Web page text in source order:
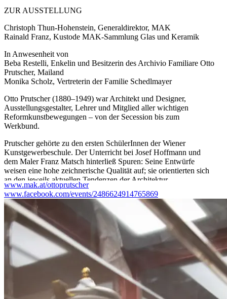
ZUR AUSSTELLUNG
Christoph Thun-Hohenstein, Generaldirektor, MAK
Rainald Franz, Kustode MAK-Sammlung Glas und Keramik
In Anwesenheit von
Beba Restelli, Enkelin und Besitzerin des Archivio Familiare Otto
Prutscher, Mailand
Monika Scholz, Vertreterin der Familie Schedlmayer
Otto Prutscher (1880–1949) war Architekt und Designer,
Ausstellungsgestalter, Lehrer und Mitglied aller wichtigen
Reformkunstbewegungen – von der Secession bis zum
Werkbund.
Prutscher gehörte zu den ersten SchülerInnen der Wiener
Kunstgewerbeschule. Der Unterricht bei Josef Hoffmann und
dem Maler Franz Matsch hinterließ Spuren: Seine Entwürfe
weisen eine hohe zeichnerische Qualität auf; sie orientierten sich
an den jeweils aktuellen Tendenzen der Architektur.
Prutschers heute bekanntes Werk umfasst mehr als 50 Bauwerke,
knapp 50 Ausstellungen, rund 170 Einrichtungen, 300 Entwürfe
dafür sowie über 200 Einzelmöbel und Garnituren. Mehr als 200
Unternehmen setzten seine Designs um, allen voran die Wiener
Werkstätte und Betriebe wie Backhausen oder Augarten.
70 Jahre nach Prutschers Tod diskutiert die Ausstellung sein
komplexes Schaffen und dessen Rolle für die Entwicklung der
Wiener Moderne. Anlass dafür bietet die großzügige Schenkung
von 139 Entwürfen, Objekten und Möbeln Prutschers durch die
Sammlerin Hermi Schedlmayer.
www.mak.at/ottoprutscher
www.facebook.com/events/2486624914765869